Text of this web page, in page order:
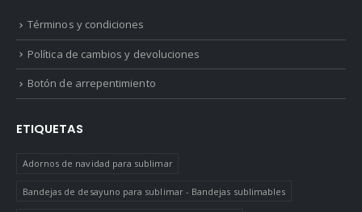
Términos y condiciones
Política de cambios y devoluciones
Botón de arrepentimiento
ETIQUETAS
Adornos de navidad para sublimar
Bandejas de desayuno para sublimar - Bandejas sublimables